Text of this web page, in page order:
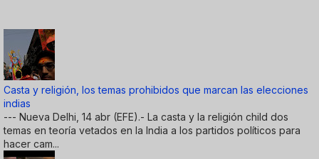
Casta y religión, los temas prohibidos que marcan las elecciones
indias
--- Nueva Delhi, 14 abr (EFE).- La casta y la religión child dos
temas en teoría vetados en la India a los partidos políticos para
hacer cam...